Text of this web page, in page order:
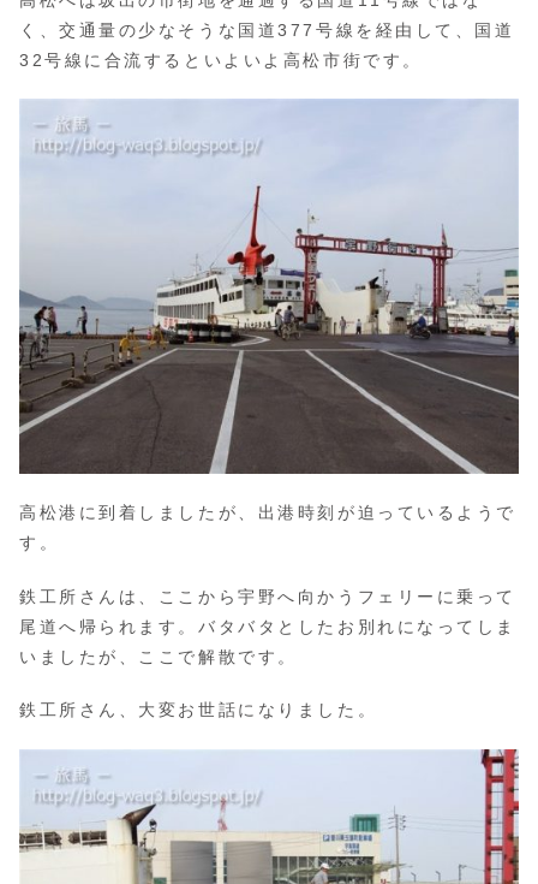
く、交通量の少なそうな国道377号線を経由して、国道
32号線に合流するといよいよ高松市街です。
高松港に到着しましたが、出港時刻が迫っているようで
す。
鉄工所さんは、ここから宇野へ向かうフェリーに乗って
尾道へ帰られます。バタバタとしたお別れになってしま
いましたが、ここで解散です。
鉄工所さん、大変お世話になりました。